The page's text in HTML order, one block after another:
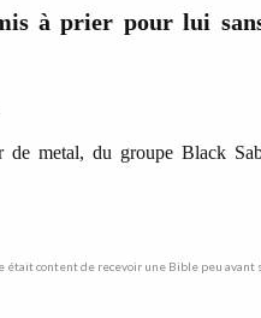
à prier pour lui
de metal, du groupe Black